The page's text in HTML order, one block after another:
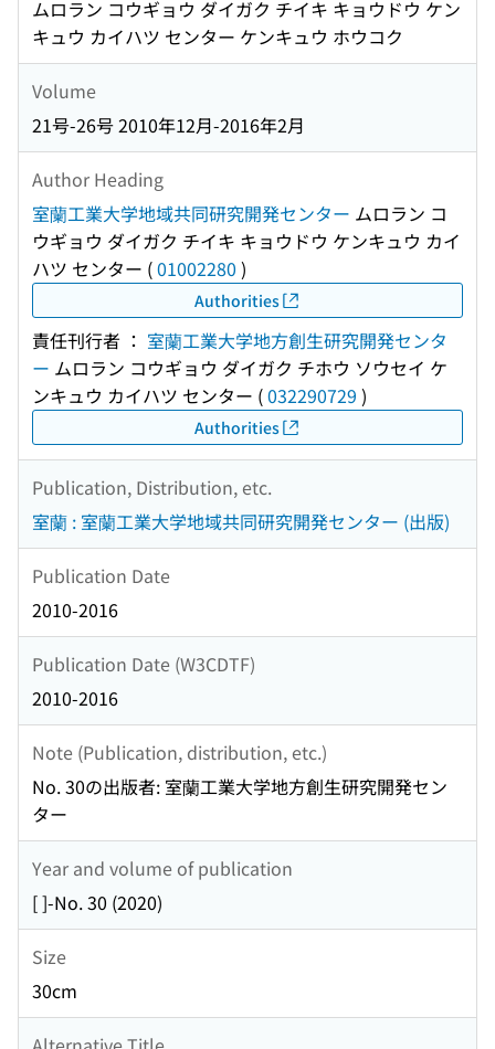
ムロラン コウギョウ ダイガク チイキ キョウドウ ケン
キュウ カイハツ センター ケンキュウ ホウコク
Volume
21号-26号 2010年12月-2016年2月
Author Heading
室蘭工業大学地域共同研究開発センター ムロラン コ
ウギョウ ダイガク チイキ キョウドウ ケンキュウ カイ
ハツ センター (01002280 )
Authorities
責任刊行者 ： 室蘭工業大学地方創生研究開発センタ
ー ムロラン コウギョウ ダイガク チホウ ソウセイ ケ
ンキュウ カイハツ センター (032290729 )
Authorities
Publication, Distribution, etc.
室蘭 : 室蘭工業大学地域共同研究開発センター (出版)
Publication Date
2010-2016
Publication Date (W3CDTF)
2010-2016
Note (Publication, distribution, etc.)
No. 30の出版者: 室蘭工業大学地方創生研究開発セン
ター
Year and volume of publication
[ ]-No. 30 (2020)
Size
30cm